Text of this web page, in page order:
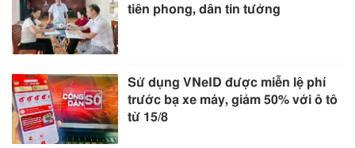
tiên phong, dân tin tưởng
Sử dụng VNeID được miễn lệ phí
trước bạ xe máy, giảm 50% với ô tô
từ 15/8